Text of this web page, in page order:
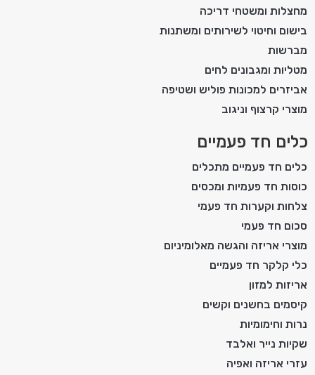
מחצלות ומשטחי דריכה
בישום וחיטוי לשירותים ומשתנות
מברשות
מטליות ומגבונים לחים
אביזרים למכונות פוליש ושטיפה
מוצרי קרצוף וניגוב
כלים חד פעמיים
כלים חד פעמיים מתכלים
כוסות חד פעמיות ומכסים
צלחות וקערות חד פעמי
סכום חד פעמי
מוצרי אריזה והגשה מאלומיניום
כלי קלקר חד פעמיים
אריזות למזון
קיסמים בחשנים וקשים
נרות וחימומיות
שקיות נייר ואלבד
עזרי אריזה ואפיה